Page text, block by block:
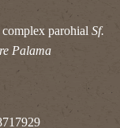
parohial Sf.
Palama